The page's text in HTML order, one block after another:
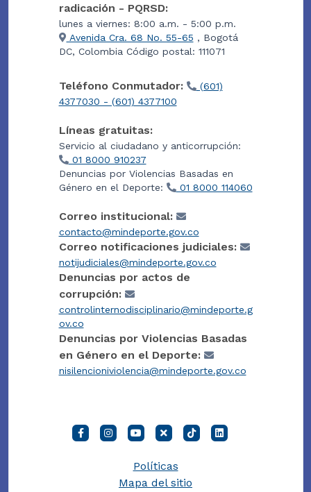
radicación - PQRSD:
lunes a viernes: 8:00 a.m. - 5:00 p.m.
Avenida Cra. 68 No. 55-65 , Bogotá
DC, Colombia Código postal: 111071
Teléfono Conmutador:
(601)
4377030 - (601) 4377100
Líneas gratuitas:
Servicio al ciudadano y anticorrupción:
01 8000 910237
Denuncias por Violencias Basadas en
Género en el Deporte:
01 8000 114060
Correo institucional:
contacto@mindeporte.gov.co
Correo notificaciones judiciales:
notijudiciales@mindeporte.gov.co
Denuncias por actos de
corrupción:
controlinternodisciplinario@mindeporte.g
ov.co
Denuncias por Violencias Basadas
en Género en el Deporte:
nisilencioniviolencia@mindeporte.gov.co
Políticas
Mapa del sitio